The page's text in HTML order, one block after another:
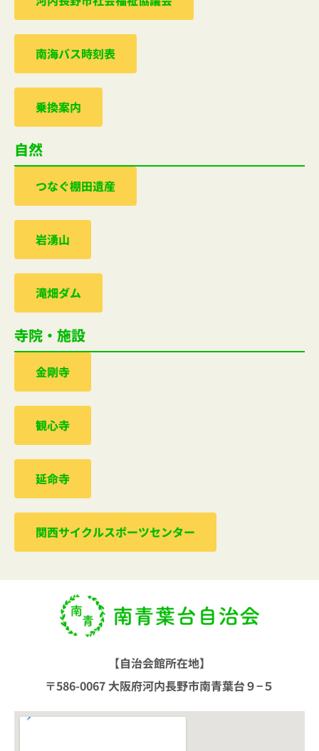
南海バス時刻表
乗換案内
自然
つなぐ棚田遺産
岩湧山
滝畑ダム
寺院・施設
金剛寺
観心寺
延命寺
関西サイクルスポーツセンター
【自治会館所在地】
〒586-0067 大阪府河内長野市南青葉台９−５